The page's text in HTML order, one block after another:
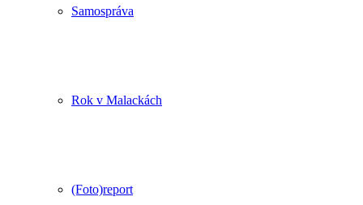
Samospráva
Rok v Malackách
(Foto)report